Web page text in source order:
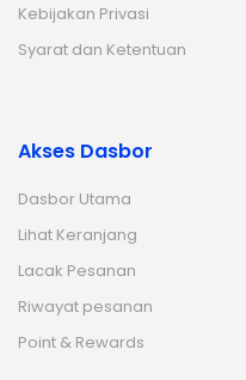
Kebijakan Privasi
Syarat dan Ketentuan
Akses Dasbor
Dasbor Utama
Lihat Keranjang
Lacak Pesanan
Riwayat pesanan
Point & Rewards